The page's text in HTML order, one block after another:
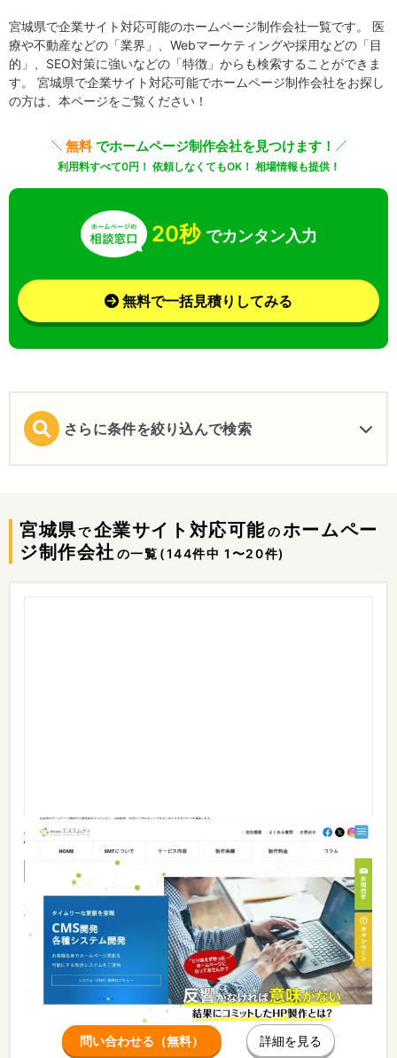
宮城県で企業サイト対応可能のホームページ制作会社一覧です。 医
療や不動産などの「業界」、Webマーケティングや採用などの「目
的」、SEO対策に強いなどの「特徴」からも検索することができま
す。 宮城県で企業サイト対応可能でホームページ制作会社をお探し
の方は、本ページをご覧ください！
無料でホームページ制作会社を見つけます！
利用料すべて0円！ 依頼しなくてもOK！ 相場情報も提供！
20秒 でカンタン入力
無料で一括見積りしてみる
さらに条件を絞り込んで検索
宮城県で企業サイト対応可能のホームペー
ジ制作会社 の一覧 (144件中 1〜20件)
株式会社エスエムティ
実績あり
料金あり
ホームページ制作から、更新業務サポート、広告運用、そして
WEBコンサルティングまで。 制作業務だけに留まらずリリー
ス後もお客様と二人三脚で歩んで行けるサービスを提供してい
ます。 常に最前線の知識と技術を活かすスタッフを中心に、
よりクオリティの高いホームページ制作業務・運用業務を実現
問い合わせる（無料） 詳細を見る